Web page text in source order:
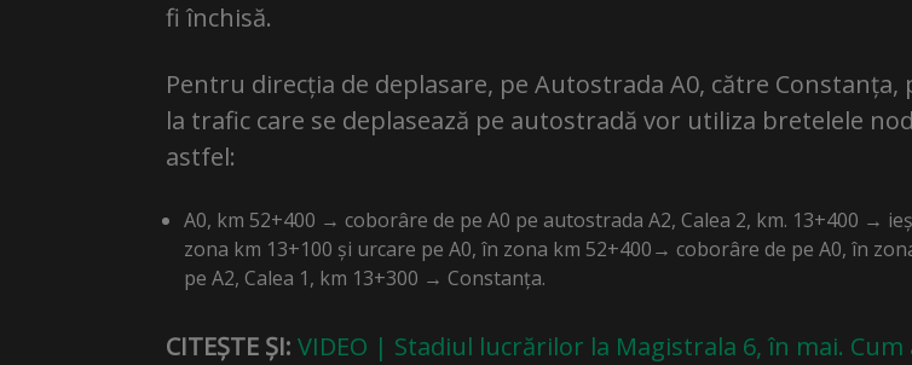
fi închisă.
Pentru direcția de deplasare, pe Autostrada A0, către
la trafic care se deplasează pe autostradă vor utiliza bretelele
astfel:
A0, km 52+400 → coborâre de pe A0 pe autostrada A2, Calea 2, km. 13+400 →
zona km 13+100 și urcare pe A0, în zona km 52+400→ coborâre de pe A0, în
pe A2, Calea 1, km 13+300 → Constanța.
CITEȘTE ȘI: VIDEO | Stadiul lucrărilor la Magistrala 6, în mai. Cum